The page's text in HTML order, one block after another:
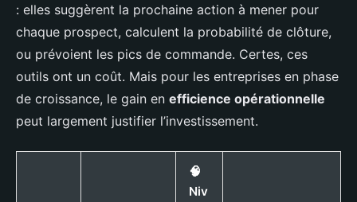
: elles suggèrent la prochaine action à mener pour
chaque prospect, calculent la probabilité de clôture,
ou prévoient les pics de commande. Certes, ces
outils ont un coût. Mais pour les entreprises en phase
de croissance, le gain en efficience opérationnelle
peut largement justifier l’investissement.
🧠
Niv